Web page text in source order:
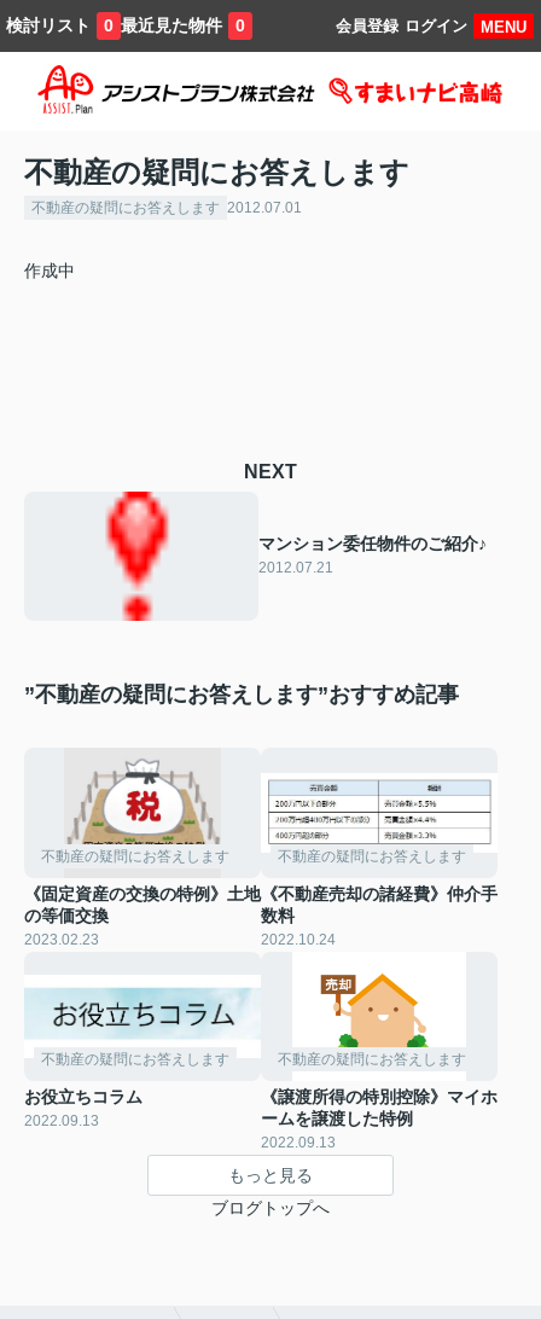
検討リスト 0 最近見た物件 0 MENU
ログイン
会員登録
不動産の疑問にお答えします
不動産の疑問にお答えします 2012.07.01
作成中
NEXT
マンション委任物件のご紹介♪
2012.07.21
”不動産の疑問にお答えします”おすすめ記事
不動産の疑問にお答えします
《固定資産の交換の特例》土地
の等価交換
2023.02.23
不動産の疑問にお答えします
《不動産売却の諸経費》仲介手
数料
2022.10.24
不動産の疑問にお答えします
お役立ちコラム
2022.09.13
不動産の疑問にお答えします
《譲渡所得の特別控除》マイホ
ームを譲渡した特例
2022.09.13
もっと見る
ブログトップへ